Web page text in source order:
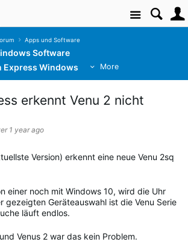
Site
Apps und Software
Software
Express Windows
More
erkennt Venu 2 nicht
1 year ago
Version) erkennt eine neue Venu 2sq
einer noch mit Windows 10, wird die Uhr
gezeigten Geräteauswahl ist die Venu Serie
läuft endlos.
Venus 2 war das kein Problem.